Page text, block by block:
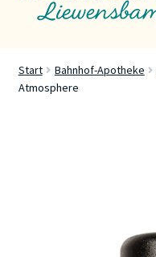
Servicer
Start Bahnhof-Apotheke
Atmosphere